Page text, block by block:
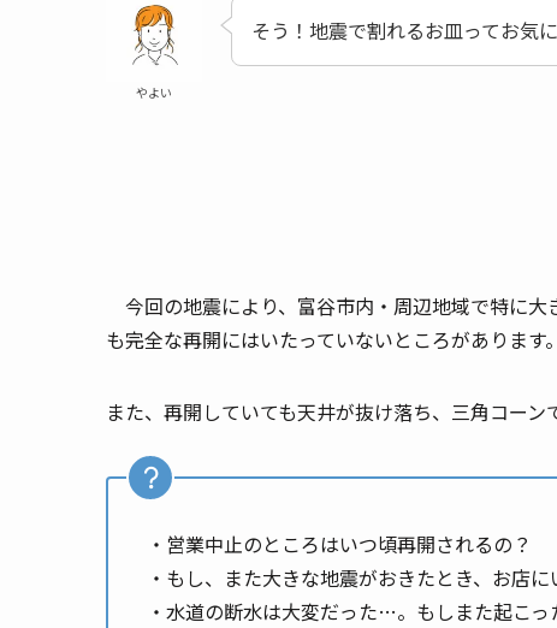
やよい
そう！地震で割れるお皿ってお気
今回の地震により、富谷市内・周辺地域で特に
も完全な再開にはいたっていないところがあります。
また、再開していても天井が抜け落ち、三角コー
・営業中止のところはいつ頃再開されるの？
・もし、また大きな地震がおきたとき、お店に
・水道の断水は大変だった…。もしまた起こっ